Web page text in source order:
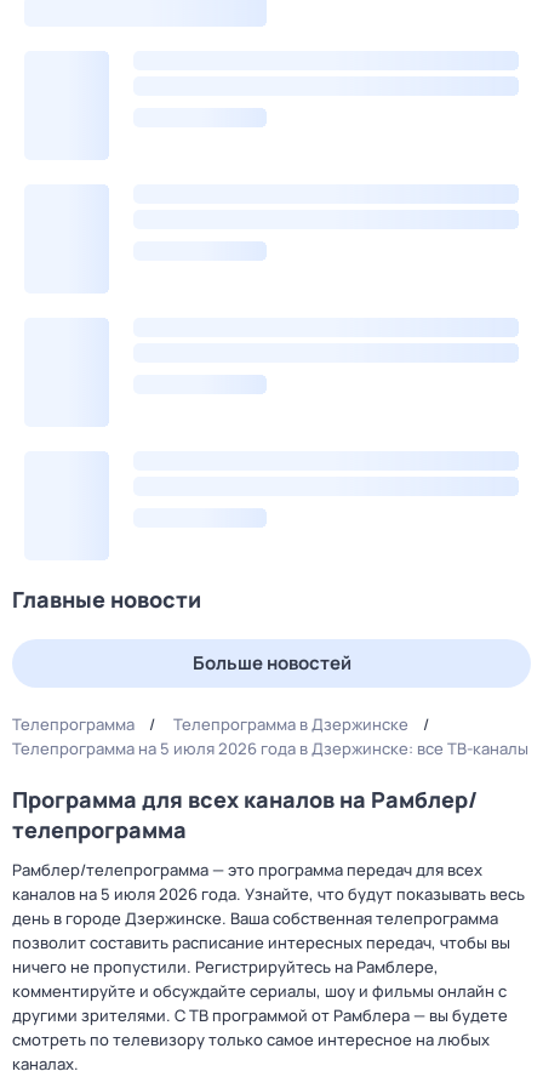
Главные новости
Больше новостей
Телепрограмма
Телепрограмма в Дзержинске
Телепрограмма на 5 июля 2026 года в Дзержинске: все ТВ-каналы
Программа для всех каналов на Рамблер/
телепрограмма
Рамблер/телепрограмма — это программа передач для всех
каналов на 5 июля 2026 года. Узнайте, что будут показывать весь
день в городе Дзержинске. Ваша собственная телепрограмма
позволит составить расписание интересных передач, чтобы вы
ничего не пропустили. Регистрируйтесь на Рамблере,
комментируйте и обсуждайте сериалы, шоу и фильмы онлайн с
другими зрителями. С ТВ программой от Рамблера — вы будете
смотреть по телевизору только самое интересное на любых
каналах.